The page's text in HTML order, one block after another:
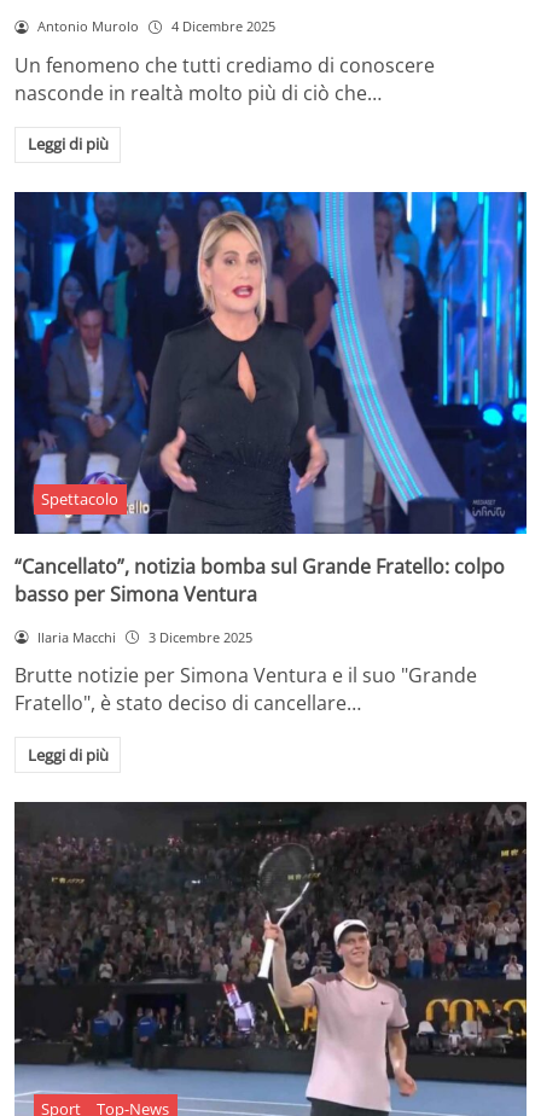
Antonio Murolo 4 Dicembre 2025
Un fenomeno che tutti crediamo di conoscere
nasconde in realtà molto più di ciò che…
Leggi di più
Spettacolo
“Cancellato”, notizia bomba sul Grande Fratello: colpo
basso per Simona Ventura
Ilaria Macchi 3 Dicembre 2025
Brutte notizie per Simona Ventura e il suo "Grande
Fratello", è stato deciso di cancellare…
Leggi di più
Sport Top-News